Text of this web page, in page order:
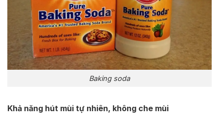
Baking soda
Khả năng hút mùi tự nhiên, không che mùi